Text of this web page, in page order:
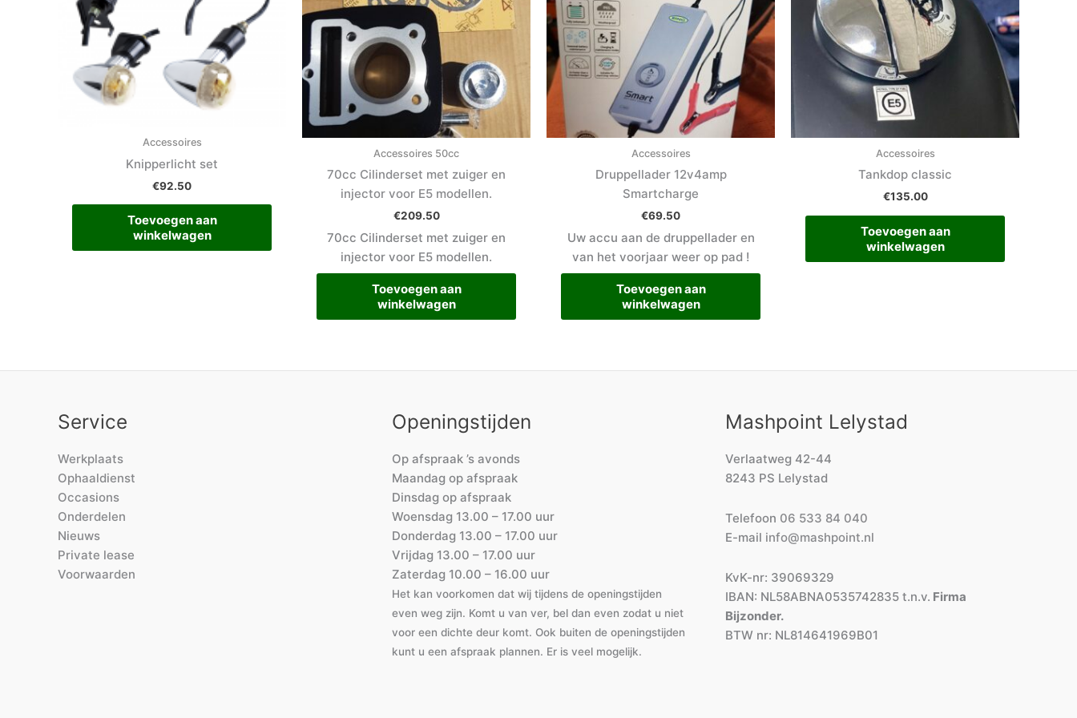
Accessoires
Knipperlicht set
€92.50
Toevoegen aan
winkelwagen
Accessoires 50cc
70cc Cilinderset met zuiger en
injector voor E5 modellen.
€209.50
70cc Cilinderset met zuiger en
injector voor E5 modellen.
Toevoegen aan
winkelwagen
Accessoires
Druppellader 12v4amp
Smartcharge
€69.50
Uw accu aan de druppellader en
van het voorjaar weer op pad !
Toevoegen aan
winkelwagen
Accessoires
Tankdop classic
€135.00
Toevoegen aan
winkelwagen
Service
Werkplaats
Ophaaldienst
Occasions
Onderdelen
Nieuws
Private lease
Voorwaarden
Openingstijden
Op afspraak ’s avonds
Maandag op afspraak
Dinsdag op afspraak
Woensdag 13.00 – 17.00 uur
Donderdag 13.00 – 17.00 uur
Vrijdag 13.00 – 17.00 uur
Zaterdag 10.00 – 16.00 uur
Het kan voorkomen dat wij tijdens de openingstijden
even weg zijn. Komt u van ver, bel dan even zodat u niet
voor een dichte deur komt. Ook buiten de openingstijden
kunt u een afspraak plannen. Er is veel mogelijk.
Mashpoint Lelystad
Verlaatweg 42-44
8243 PS Lelystad
Telefoon 06 533 84 040
E-mail info@mashpoint.nl
KvK-nr: 39069329
IBAN: NL58ABNA0535742835 t.n.v. Firma
Bijzonder.
BTW nr: NL814641969B01